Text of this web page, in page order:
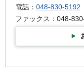
電話： 048-830-5192
ファックス：048-